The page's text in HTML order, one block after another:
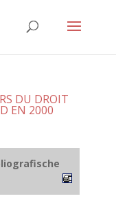
DU DROIT
EN 2000